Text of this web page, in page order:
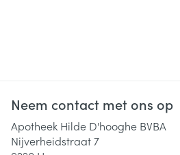
Neem contact met ons op
Apotheek Hilde D'hooghe BVBA
Nijverheidstraat 7